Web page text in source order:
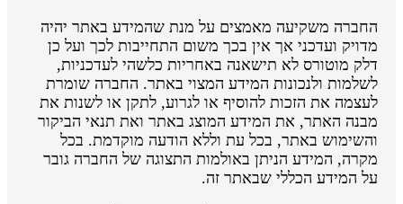
החברה משקיעה מאמצים על מנת שהמידע באתר יהיה
מדויק ועדכני אך אין בכך משום התחייבות לכך ועל כן
דלק מוטורס לא תישאנה באחריות כלשהי לעדכניות,
לשלמות ולנכונות המידע המצוי באתר. החברה שומרת
לעצמה את הזכות להוסיף או לגרוע, לתקן או לשנות את
מבנה האתר, את המידע המוצג באתר ואת תנאי הביקור
והשימוש באתר, בכל עת וללא הודעה מוקדמת. בכל
מקרה, המידע הניתן באולמות התצוגה של החברה גובר
על המידע הכללי שבאתר זה.